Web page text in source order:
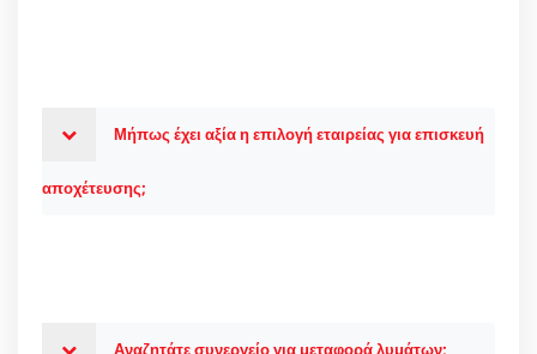
Μήπως έχει αξία η επιλογή εταιρείας για επισκευή
αποχέτευσης;
Αναζητάτε συνεργείο για μεταφορά λυμάτων;